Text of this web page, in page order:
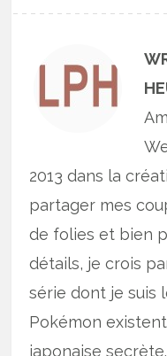
2013 dans la
partager mes
de folies et bien
détails, je crois
série dont je suis
Pokémon
japonaise